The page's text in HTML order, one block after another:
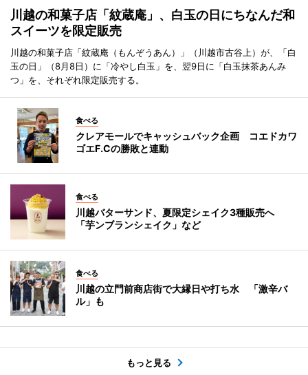
川越の和菓子店「紋蔵庵」、白玉の日にちなんだ和
スイーツを限定販売
川越の和菓子店「紋蔵庵（もんぞうあん）」（川越市古谷上）が、「白
玉の日」（8月8日）に「冷やし白玉」を、翌9日に「白玉抹茶あんみ
つ」を、それぞれ限定販売する。
食べる
クレアモールでキャッシュバック企画 コエドカワ
ゴエF.Cの勝敗と連動
食べる
川越バターサンド、夏限定シェイク3種販売へ
「芋ンブランシェイク」など
食べる
川越の立門前商店街で大縁日や打ち水 「激辛バ
ル」も
もっと見る